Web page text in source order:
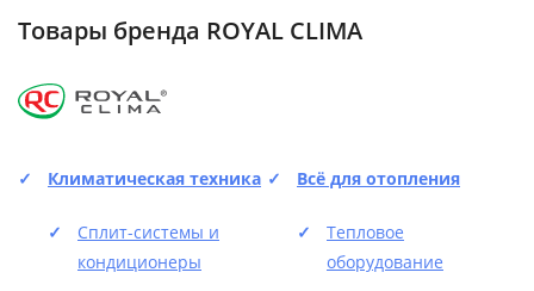
Товары бренда ROYAL CLIMA
Климатическая техника
Сплит-системы и
кондиционеры
Всё для отопления
Тепловое
оборудование